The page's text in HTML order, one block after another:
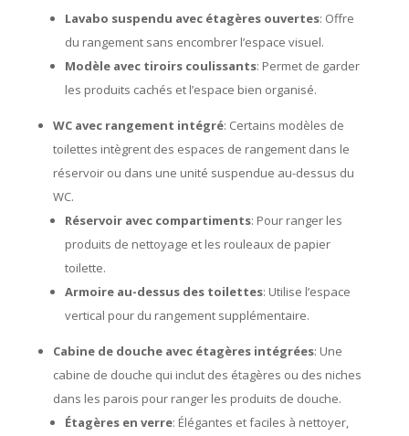
Lavabo suspendu avec étagères ouvertes: Offre
du rangement sans encombrer l’espace visuel.
Modèle avec tiroirs coulissants: Permet de garder
les produits cachés et l’espace bien organisé.
WC avec rangement intégré: Certains modèles de
toilettes intègrent des espaces de rangement dans le
réservoir ou dans une unité suspendue au-dessus du
WC.
Réservoir avec compartiments: Pour ranger les
produits de nettoyage et les rouleaux de papier
toilette.
Armoire au-dessus des toilettes: Utilise l’espace
vertical pour du rangement supplémentaire.
Cabine de douche avec étagères intégrées: Une
cabine de douche qui inclut des étagères ou des niches
dans les parois pour ranger les produits de douche.
Étagères en verre: Élégantes et faciles à nettoyer,